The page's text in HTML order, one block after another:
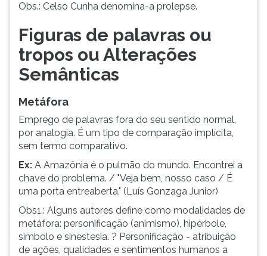
Obs.: Celso Cunha denomina-a prolepse.
Figuras de palavras ou
tropos ou Alterações
Semânticas
Metáfora
Emprego de palavras fora do seu sentido normal,
por analogia. É um tipo de comparação implícita,
sem termo comparativo.
Ex: A Amazônia é o pulmão do mundo. Encontrei a
chave do problema. / "Veja bem, nosso caso / É
uma porta entreaberta." (Luís Gonzaga Junior)
Obs1.: Alguns autores define como modalidades de
metáfora: personificação (animismo), hipérbole,
símbolo e sinestesia. ? Personificação - atribuição
de ações, qualidades e sentimentos humanos a